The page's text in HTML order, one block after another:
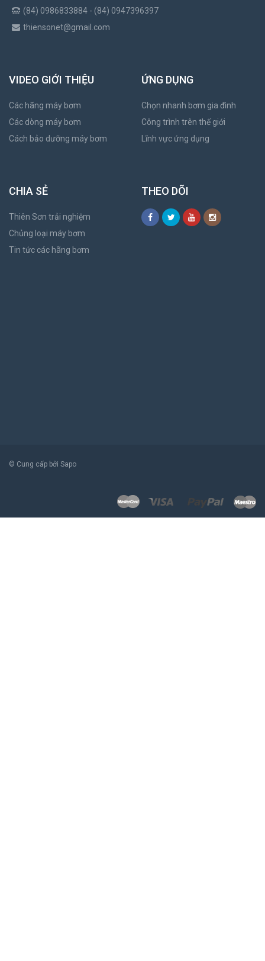
(84) 0986833884 - (84) 0947396397
thiensonet@gmail.com
VIDEO GIỚI THIỆU
Các hãng máy bơm
Các dòng máy bơm
Cách bảo dưỡng máy bơm
ỨNG DỤNG
Chọn nhanh bơm gia đình
Công trình trên thế giới
Lĩnh vực ứng dụng
CHIA SẺ
Thiên Sơn trải nghiệm
Chủng loại máy bơm
Tin tức các hãng bơm
THEO DÕI
© Cung cấp bởi Sapo